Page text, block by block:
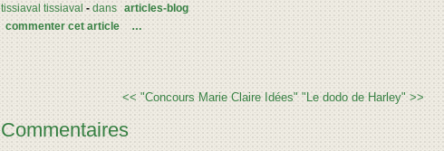
tissiaval tissiaval -dans articles-blog
commenter cet article
…
<< "Concours Marie Claire Idées" "Le dodo de Harley" >>
Commentaires